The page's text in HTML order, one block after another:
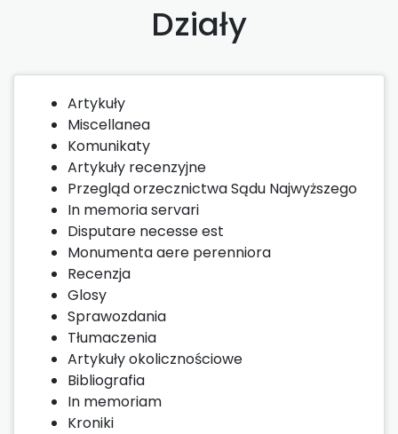
Działy
Artykuły
Miscellanea
Komunikaty
Artykuły recenzyjne
Przegląd orzecznictwa Sądu Najwyższego
In memoria servari
Disputare necesse est
Monumenta aere perenniora
Recenzja
Glosy
Sprawozdania
Tłumaczenia
Artykuły okolicznościowe
Bibliografia
In memoriam
Kroniki